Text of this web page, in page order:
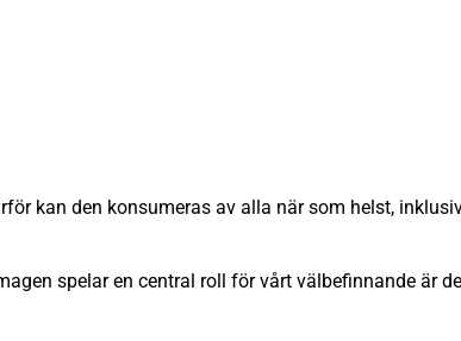
kan den konsumeras av alla när som helst,
spelar en central roll för vårt välbefinnande är